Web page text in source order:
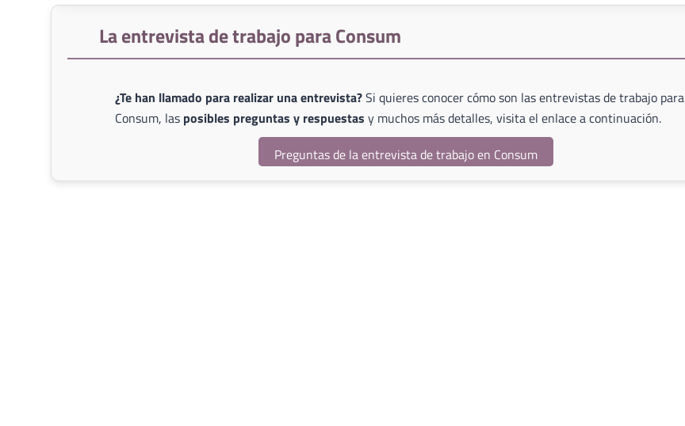
La entrevista de trabajo para Consum
¿Te han llamado para realizar una entrevista?Si quieres conocer cómo son las entrevistas de trabajo para
Consum, las posibles preguntas y respuestas y muchos más detalles, visita el enlace a continuación.
Preguntas de la entrevista de trabajo en Consum